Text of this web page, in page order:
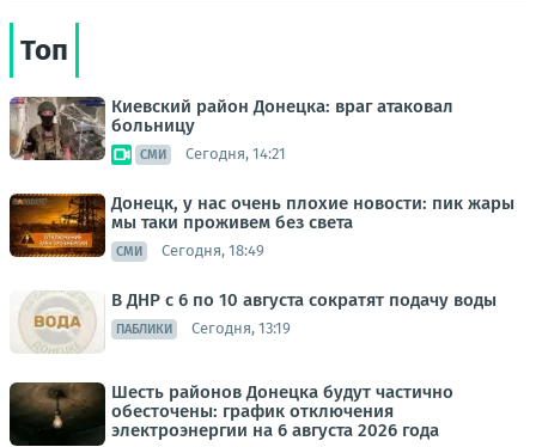
Топ
Киевский район Донецка: враг атаковал
больницу
СМИ Сегодня, 14:21
Донецк, у нас очень плохие новости: пик жары
мы таки проживем без света
СМИ Сегодня, 18:49
В ДНР с 6 по 10 августа сократят подачу воды
ПАБЛИКИ Сегодня, 13:19
Шесть районов Донецка будут частично
обесточены: график отключения
электроэнергии на 6 августа 2026 года